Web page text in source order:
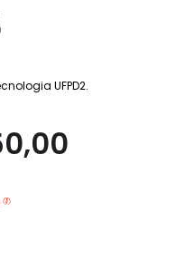
UFPD2.